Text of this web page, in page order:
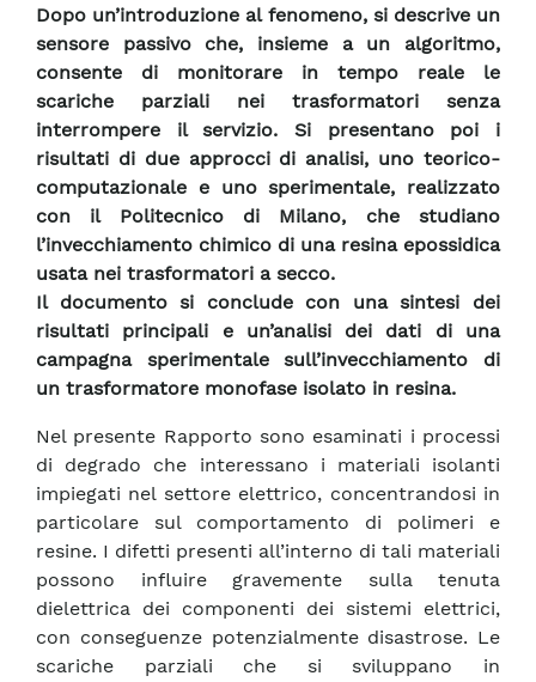
Dopo un’introduzione al fenomeno, si descrive un
sensore passivo che, insieme a un algoritmo,
consente di monitorare in tempo reale le
scariche parziali nei trasformatori senza
interrompere il servizio. Si presentano poi i
risultati di due approcci di analisi, uno teorico-
computazionale e uno sperimentale, realizzato
con il Politecnico di Milano, che studiano
l’invecchiamento chimico di una resina epossidica
usata nei trasformatori a secco.
Il documento si conclude con una sintesi dei
risultati principali e un’analisi dei dati di una
campagna sperimentale sull’invecchiamento di
un trasformatore monofase isolato in resina.
Nel presente Rapporto sono esaminati i processi
di degrado che interessano i materiali isolanti
impiegati nel settore elettrico, concentrandosi in
particolare sul comportamento di polimeri e
resine. I difetti presenti all’interno di tali materiali
possono influire gravemente sulla tenuta
dielettrica dei componenti dei sistemi elettrici,
con conseguenze potenzialmente disastrose. Le
scariche parziali che si sviluppano in